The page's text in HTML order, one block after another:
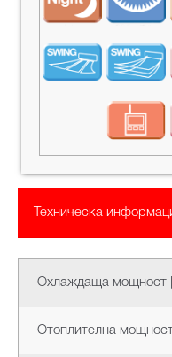
Техническа
Охлаждаща мощност
Отоплителна